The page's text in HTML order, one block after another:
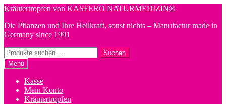
Zur
springen
Zum
springen
Kräutertropfen von KASFERO NATURMEDIZIN®
Die Pflanzen und Ihre Heilkraft, sonst nichts – Manufactur made in
Germany since 1991
Suchen
nach:
Suchen
Menü
Kasse
Mein Konto
Kräutertropfen